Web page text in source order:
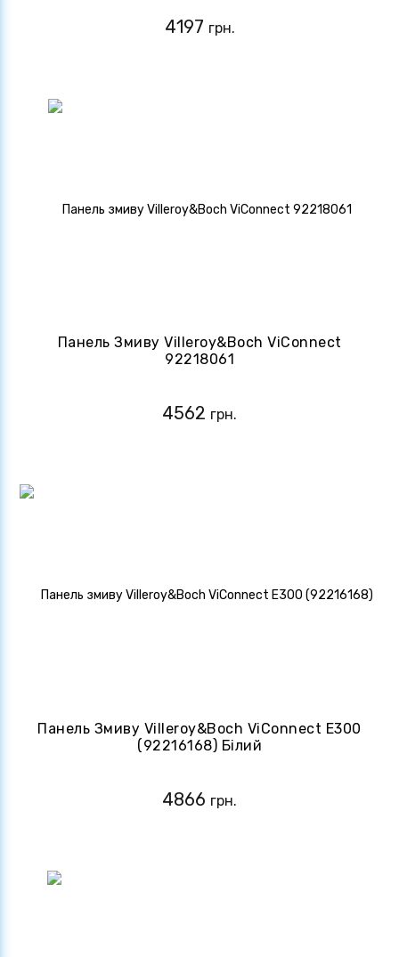
4197 грн.
Панель Змиву Villeroy&Boch ViConnect
92218061
4562 грн.
Панель Змиву Villeroy&Boch ViConnect E300
(92216168) Білий
4866 грн.